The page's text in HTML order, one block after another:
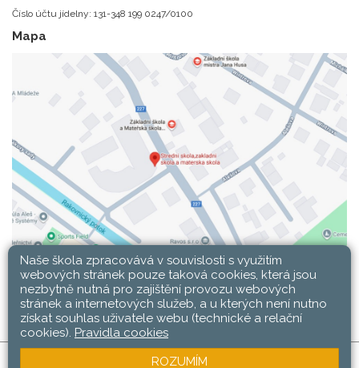
Číslo účtu jídelny: 131-348 199 0247/0100
Mapa
SŠ, ZŠ a MŠ Rakovník © 2026 |Mapa stránek
Naše škola zpracovává v souvislosti s využitím
webových stránek pouze taková cookies, která jsou
nezbytně nutná pro zajištění provozu webových
stránek a internetových služeb, a u kterých není nutno
získat souhlas uživatele webu (technické a relační
cookies). Pravidla cookies
ROZUMÍM